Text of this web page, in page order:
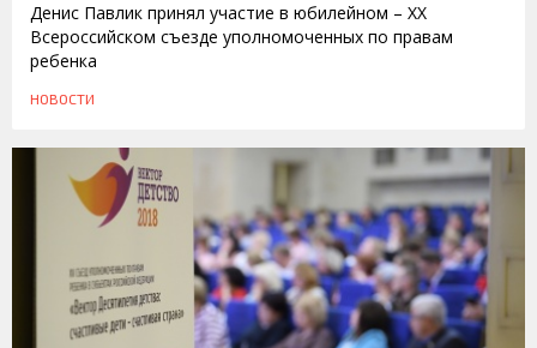
Денис Павлик принял участие в юбилейном – XX
Всероссийском съезде уполномоченных по правам
ребенка
НОВОСТИ